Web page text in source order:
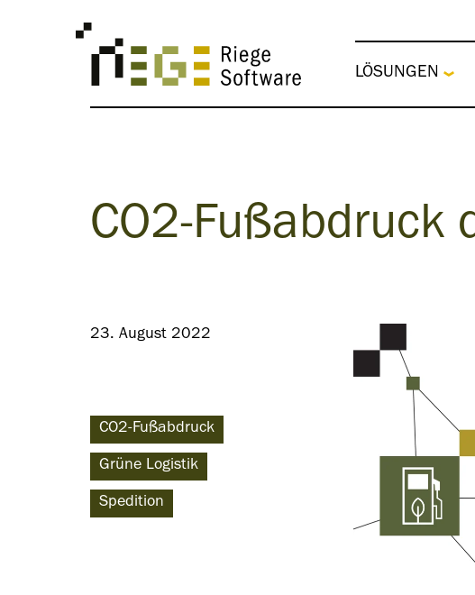
LÖSUNGEN
CO2-Fußabdruck
23. August 2022
CO2-Fußabdruck
Grüne Logistik
Spedition